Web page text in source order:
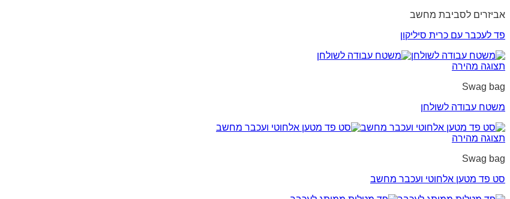
אביזרים לסביבת מחשב
פד לעכבר עם כרית סיליקון
תצוגה מהירה
Swag bag
משטח עבודה לשולחן
תצוגה מהירה
Swag bag
סט פד מטען אלחוטי ועכבר מחשב